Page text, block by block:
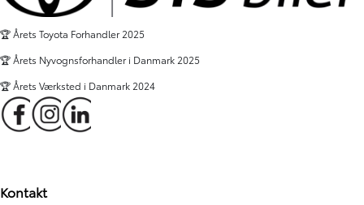
🏆 Årets Toyota Forhandler 2025
🏆 Årets Nyvognsforhandler i Danmark 2025
🏆 Årets Værksted i Danmark 2024
Kontakt